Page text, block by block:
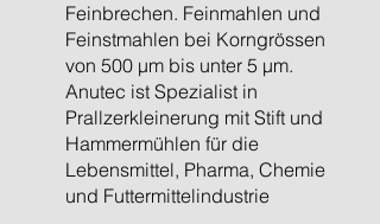
Feinbrechen. Feinmahlen und
Feinstmahlen bei Korngrössen
von 500 µm bis unter 5 µm.
Anutec ist Spezialist in
Prallzerkleinerung mit Stift und
Hammermühlen für die
Lebensmittel, Pharma, Chemie
und Futtermittelindustrie